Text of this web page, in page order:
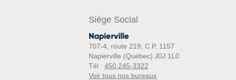
Siège Social
Napierville
707-4, route 219, C.P. 1157
Napierville (Québec) J0J 1L0
Tél : 450 245-3322
Voir tous nos bureaux